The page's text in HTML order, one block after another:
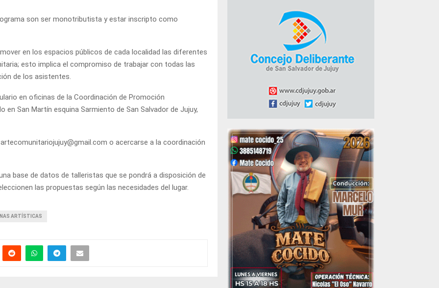
son ser monotributista y estar inscripto como
en los espacios públicos de cada localidad las diferentes
esto implica el compromiso de trabajar con todas las
de los asistentes.
en oficinas de la Coordinación de Promoción
San Martín esquina Sarmiento de San Salvador de Jujuy,
o acercarse a la coordinación
base de datos de talleristas que se pondrá a disposición de
las propuestas según las necesidades del lugar.
ARTÍSTICAS